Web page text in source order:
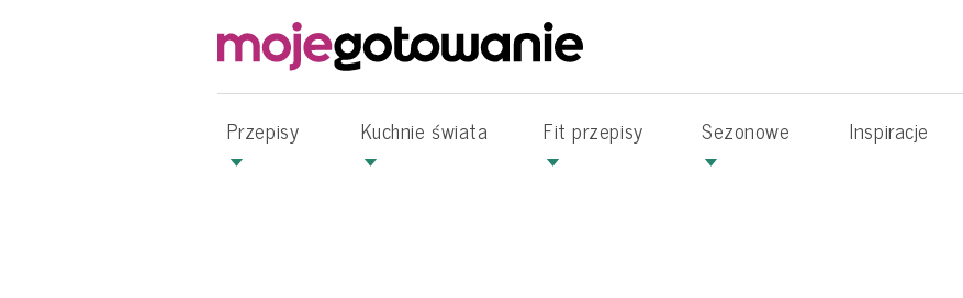
Przepisy Kuchnie świata Fit przepisy Sezonowe Inspiracje